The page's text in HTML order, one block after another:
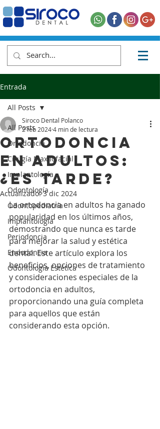
Entrada
All Posts
Ortodoncia
Cirugía Maxilofacial
Implantología
Odontología
Odontopediatría
Implantología
Periodoncia
Endodoncia
Odontología Estética
All Posts
Ortodoncia
en adultos:
¿es tarde?
Siroco Dental Polanco
2 feb 20244 min de lectura
Actualizado:3 dic 2024
La ortodoncia en adultos ha ganado
popularidad en los últimos años,
demostrando que nunca es tarde
para mejorar la salud y estética
dental. Este artículo explora los
beneficios, opciones de tratamiento
y consideraciones especiales de la
ortodoncia en adultos,
proporcionando una guía completa
para aquellos que están
considerando esta opción.